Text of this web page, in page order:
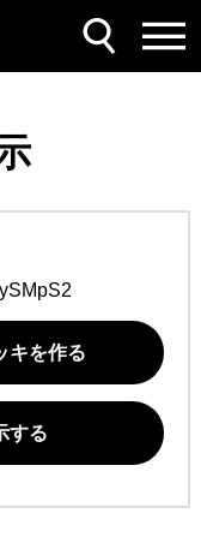
キを作る
する